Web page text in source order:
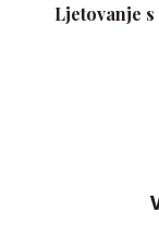
Ljetovanje